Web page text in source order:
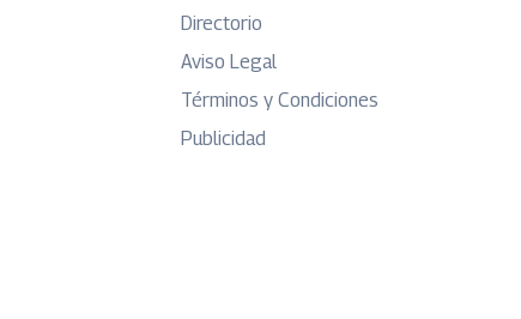
Directorio
Aviso Legal
Términos y Condiciones
Publicidad